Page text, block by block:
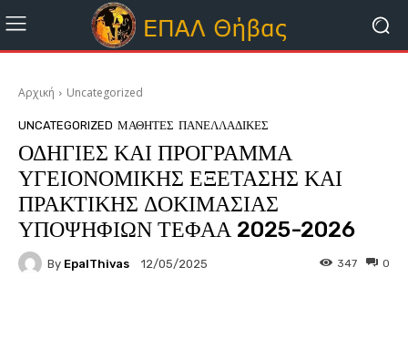
Αρχική Uncategorized
UNCATEGORIZED ΜΑΘΗΤΈΣ ΠΑΝΕΛΛΑΔΙΚΕΣ
ΟΔΗΓΙΕΣ ΚΑΙ ΠΡΟΓΡΑΜΜΑ
ΥΓΕΙΟΝΟΜΙΚΗΣ ΕΞΕΤΑΣΗΣ ΚΑΙ
ΠΡΑΚΤΙΚΗΣ ΔΟΚΙΜΑΣΙΑΣ
ΥΠΟΨΗΦΙΩΝ ΤΕΦΑΑ 2025-2026
By EpalThivas 12/05/2025 0
347